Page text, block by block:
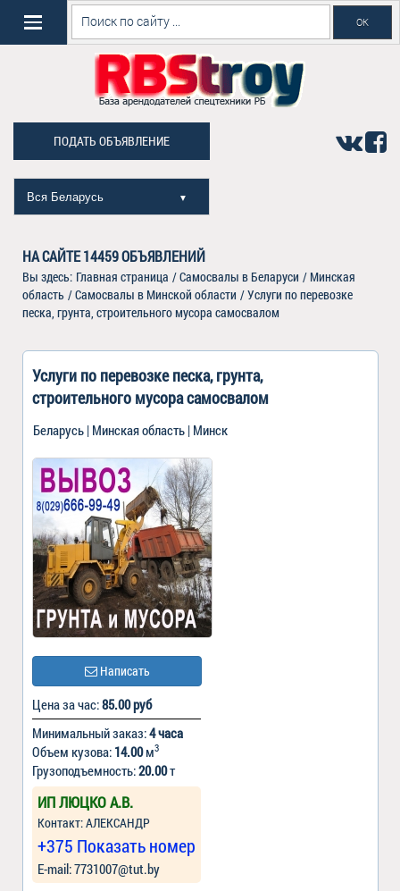
ПОДАТЬ ОБЪЯВЛЕНИЕ
Вся Беларусь ▼
НА САЙТЕ14459ОБЪЯВЛЕНИЙ
Вы здесь: Главная страница /Самосвалы в Беларуси / Минская
область /Самосвалы в Минской области /Услуги по перевозке
песка, грунта, строительного мусора самосвалом
Услуги по перевозке песка, грунта,
строительного мусора самосвалом
Беларусь | Минская область | Минск
Написать
Цена за час:85.00 руб
Минимальный заказ:4 часа
Объем кузова: 14.00м3
Грузоподъемность:20.00т
ИП ЛЮЦКО А.В.
Контакт: АЛЕКСАНДР
+375 Показать номер
Е-mail: 7731007@tut.by